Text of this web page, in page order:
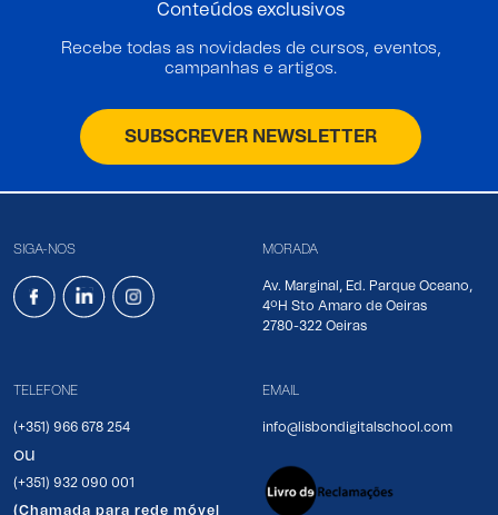
Conteúdos exclusivos
Recebe todas as novidades de cursos, eventos,
campanhas e artigos.
SUBSCREVER NEWSLETTER
SIGA-NOS MORADA
Av. Marginal, Ed. Parque Oceano,
4ºH Sto Amaro de Oeiras
2780-322 Oeiras
TELEFONE
(+351) 966 678 254
ou
(+351) 932 090 001
(Chamada para rede móvel
EMAIL
info@lisbondigitalschool.com